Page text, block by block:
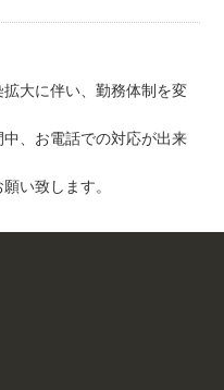
大に伴い、勤務体制を変
、お電話での対応が出来
い致します。